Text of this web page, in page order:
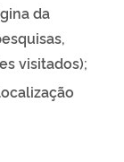
da
visitados);